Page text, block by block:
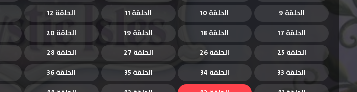
الحلقة 9
الحلقة 10 الحلقة 11 الحلقة 12
الحلقة 17
الحلقة 18 الحلقة 19 الحلقة 20
الحلقة 25
الحلقة 26 الحلقة 27 الحلقة 28
الحلقة 33
الحلقة 34 الحلقة 35 الحلقة 36